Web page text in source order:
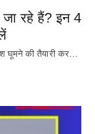
रहे हैं? इन 4
की तैयारी कर…